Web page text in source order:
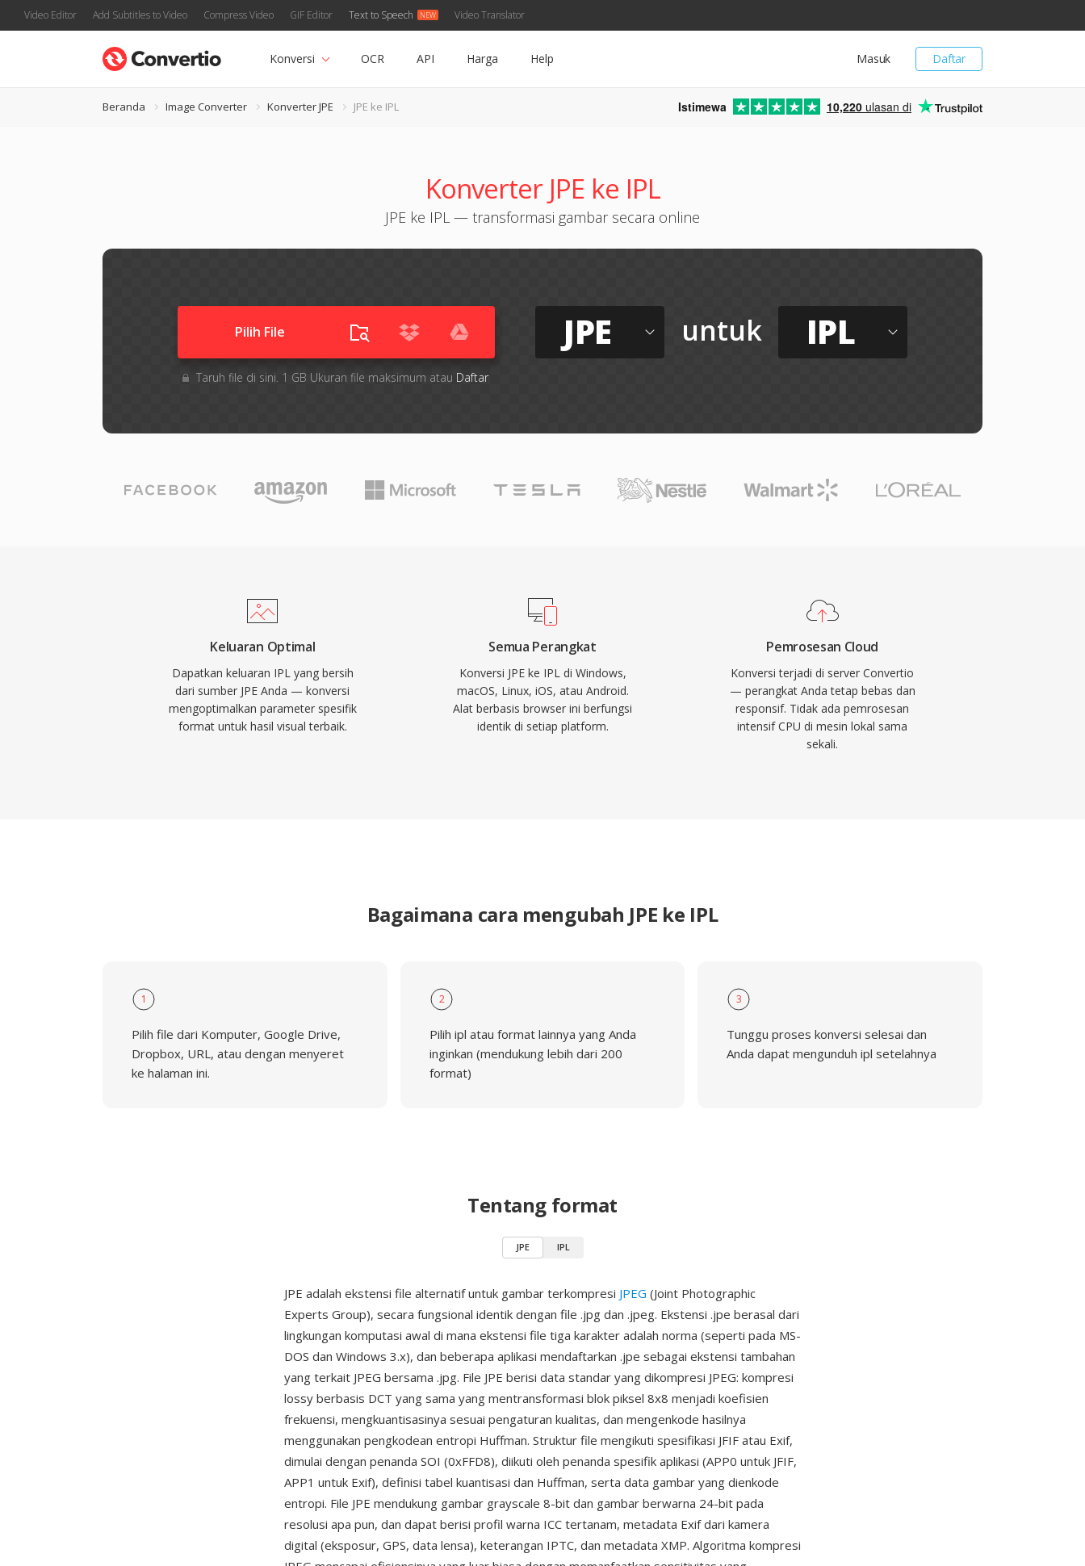
Video Editor Add Subtitles to Video Compress Video GIF Editor Text to Speech Video Translator
Daftar
Masuk
Konversi OCR API Harga Help
Beranda Image Converter Konverter JPE JPE ke IPL Istimewa 10,220 ulasan di
Konverter JPE ke IPL
JPE ke IPL — transformasi gambar secara online
Pilih File
Taruh file di sini. 1 GB Ukuran file maksimum atau Daftar
JPE untuk IPL
Keluaran Optimal
Dapatkan keluaran IPL yang bersih
dari sumber JPE Anda — konversi
mengoptimalkan parameter spesifik
format untuk hasil visual terbaik.
Semua Perangkat
Konversi JPE ke IPL di Windows,
macOS, Linux, iOS, atau Android.
Alat berbasis browser ini berfungsi
identik di setiap platform.
Pemrosesan Cloud
Konversi terjadi di server Convertio
— perangkat Anda tetap bebas dan
responsif. Tidak ada pemrosesan
intensif CPU di mesin lokal sama
sekali.
Bagaimana cara mengubah JPE ke IPL
1
Pilih file dari Komputer, Google Drive,
Dropbox, URL, atau dengan menyeret
ke halaman ini.
2
Pilih ipl atau format lainnya yang Anda
inginkan (mendukung lebih dari 200
format)
3
Tunggu proses konversi selesai dan
Anda dapat mengunduh ipl setelahnya
Tentang format
JPE IPL
JPE adalah ekstensi file alternatif untuk gambar terkompresi JPEG (Joint Photographic
Experts Group), secara fungsional identik dengan file .jpg dan .jpeg. Ekstensi .jpe berasal dari
lingkungan komputasi awal di mana ekstensi file tiga karakter adalah norma (seperti pada MS-
DOS dan Windows 3.x), dan beberapa aplikasi mendaftarkan .jpe sebagai ekstensi tambahan
yang terkait JPEG bersama .jpg. File JPE berisi data standar yang dikompresi JPEG: kompresi
lossy berbasis DCT yang sama yang mentransformasi blok piksel 8x8 menjadi koefisien
frekuensi, mengkuantisasinya sesuai pengaturan kualitas, dan mengenkode hasilnya
menggunakan pengkodean entropi Huffman. Struktur file mengikuti spesifikasi JFIF atau Exif,
dimulai dengan penanda SOI (0xFFD8), diikuti oleh penanda spesifik aplikasi (APP0 untuk JFIF,
APP1 untuk Exif), definisi tabel kuantisasi dan Huffman, serta data gambar yang dienkode
entropi. File JPE mendukung gambar grayscale 8-bit dan gambar berwarna 24-bit pada
resolusi apa pun, dan dapat berisi profil warna ICC tertanam, metadata Exif dari kamera
digital (eksposur, GPS, data lensa), keterangan IPTC, dan metadata XMP. Algoritma kompresi